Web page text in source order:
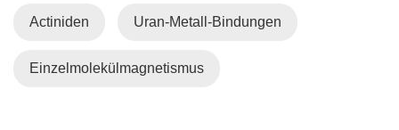
Actiniden Uran-Metall-Bindungen
Einzelmolekülmagnetismus